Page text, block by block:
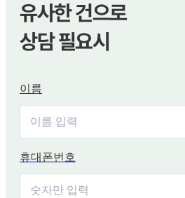
유사한 건으로
상담 필요시
이름
휴대폰번호